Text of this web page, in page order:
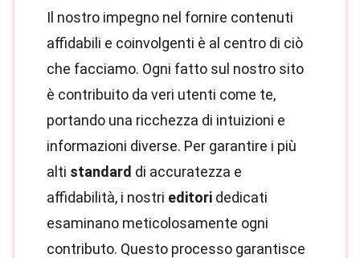
Il nostro impegno nel fornire contenuti
affidabili e coinvolgenti è al centro di ciò
che facciamo. Ogni fatto sul nostro sito
è contribuito da veri utenti come te,
portando una ricchezza di intuizioni e
informazioni diverse. Per garantire i più
alti standard di accuratezza e
affidabilità, i nostri editori dedicati
esaminano meticolosamente ogni
contributo. Questo processo garantisce